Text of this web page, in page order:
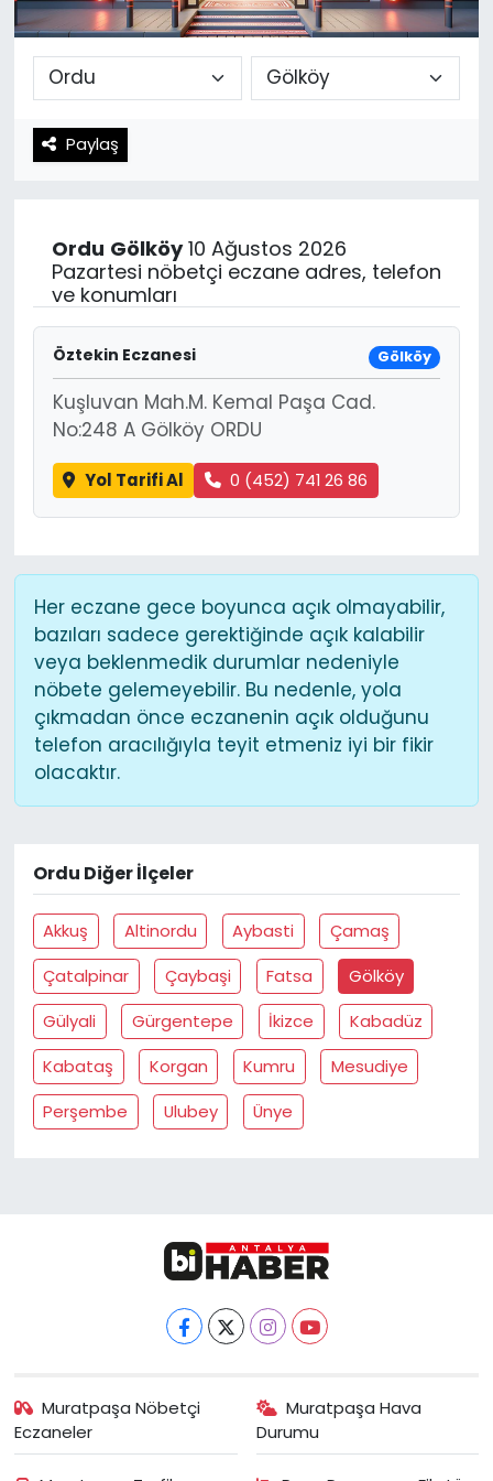
Paylaş
Ordu Gölköy10 Ağustos 2026
Pazartesi nöbetçi eczane adres, telefon
ve konumları
Öztekin Eczanesi Gölköy
Kuşluvan Mah.M. Kemal Paşa Cad.
No:248 A Gölköy ORDU
Yol Tarifi Al 0 (452) 741 26 86
Her eczane gece boyunca açık olmayabilir,
bazıları sadece gerektiğinde açık kalabilir
veya beklenmedik durumlar nedeniyle
nöbete gelemeyebilir. Bu nedenle, yola
çıkmadan önce eczanenin açık olduğunu
telefon aracılığıyla teyit etmeniz iyi bir fikir
olacaktır.
Ordu Diğer İlçeler
Akkuş Altinordu Aybasti
Çamaş
Çatalpinar
Çaybaşi Fatsa
Gölköy
Gülyali
Gürgentepe İkizce
Kabadüz
Kabataş
Korgan Kumru
Mesudiye
Perşembe
Ulubey Ünye
Muratpaşa Nöbetçi
Eczaneler
Muratpaşa Hava
Durumu
Spor
Teknoloji
Resmi İlanlar
Teknoloji
Yaşam
Künye
İletişim